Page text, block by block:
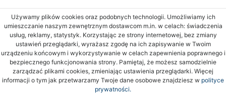
Używamy plików cookies oraz podobnych technologii. Umożliwiamy ich
umieszczanie naszym zewnętrznym dostawcom m.in. w celach: świadczenia
usług, reklamy, statystyk. Korzystając ze strony internetowej, bez zmiany
ustawień przeglądarki, wyrażasz zgodę na ich zapisywanie w Twoim
urządzeniu końcowym i wykorzystywanie w celach zapewnienia poprawnego i
bezpiecznego funkcjonowania strony. Pamiętaj, że możesz samodzielnie
zarządzać plikami cookies, zmieniając ustawienia przeglądarki. Więcej
informacji o tym jak przetwarzamy Twoje dane osobowe znajdziesz w polityce
prywatności.